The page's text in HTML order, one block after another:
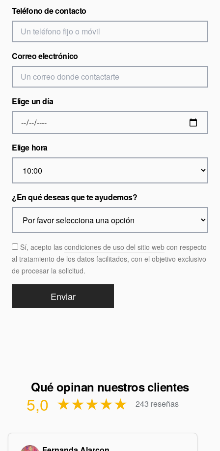
Teléfono de contacto
Correo electrónico
Elige un día
Elige hora
¿En qué deseas que te ayudemos?
Sí, acepto las condiciones de uso del sitio web con respecto
al tratamiento de los datos facilitados, con el objetivo exclusivo
de procesar la solicitud.
Qué opinan nuestros clientes
5,0 ★★★★★ 243 reseñas